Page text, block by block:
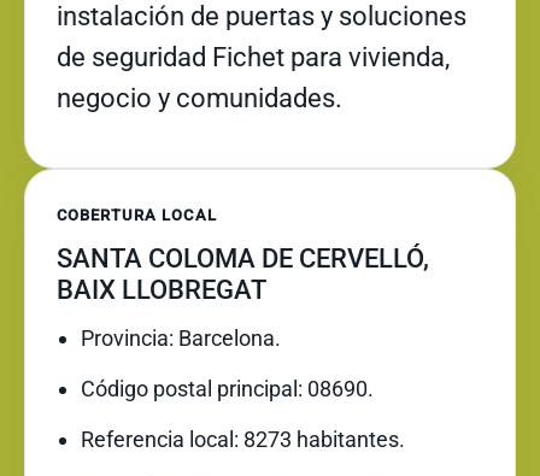
instalación de puertas y soluciones
de seguridad Fichet para vivienda,
negocio y comunidades.
COBERTURA LOCAL
SANTA COLOMA DE CERVELLÓ,
BAIX LLOBREGAT
Provincia: Barcelona.
Código postal principal: 08690.
Referencia local: 8273 habitantes.